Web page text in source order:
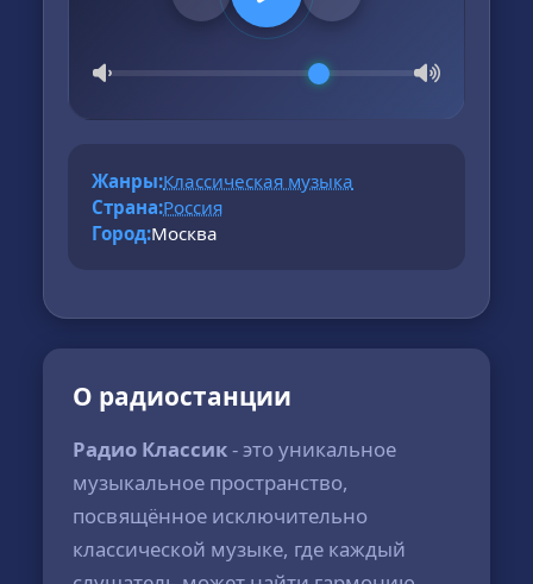
Жанры:Классическая музыка
Страна:Россия
Город:Москва
О радиостанции
Радио Классик- это уникальное
музыкальное пространство,
посвящённое исключительно
классической музыке, где каждый